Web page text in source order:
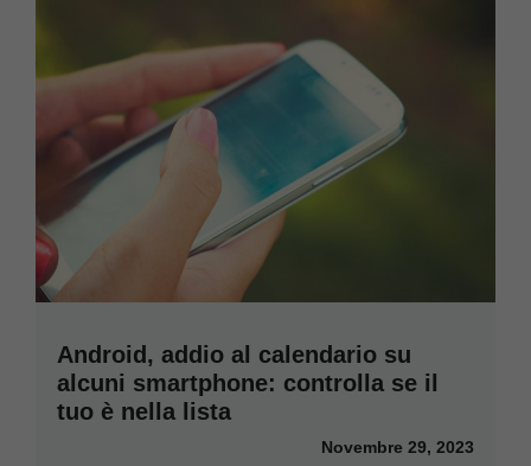
Android, addio al calendario su
alcuni smartphone: controlla se il
tuo è nella lista
Novembre 29, 2023